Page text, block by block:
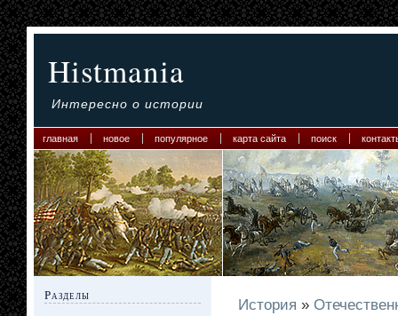
Histmania
Интересно о истории
главная новое популярное карта сайта поиск
Разделы
История »